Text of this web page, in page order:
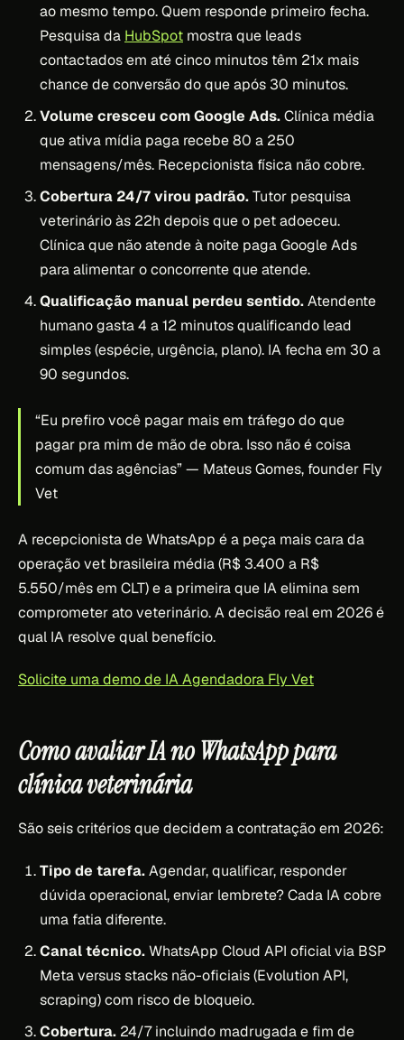
ao mesmo tempo. Quem responde primeiro fecha.
Pesquisa da HubSpot mostra que leads
contactados em até cinco minutos têm 21x mais
chance de conversão do que após 30 minutos.
Volume cresceu com Google Ads.Clínica média
que ativa mídia paga recebe 80 a 250
mensagens/mês. Recepcionista física não cobre.
Cobertura 24/7 virou padrão.Tutor pesquisa
veterinário às 22h depois que o pet adoeceu.
Clínica que não atende à noite paga Google Ads
para alimentar o concorrente que atende.
Qualificação manual perdeu sentido.Atendente
humano gasta 4 a 12 minutos qualificando lead
simples (espécie, urgência, plano). IA fecha em 30 a
90 segundos.
“Eu prefiro você pagar mais em tráfego do que
pagar pra mim de mão de obra. Isso não é coisa
comum das agências”— Mateus Gomes, founder Fly
Vet
A recepcionista de WhatsApp é a peça mais cara da
operação vet brasileira média (R$ 3.400 a R$
5.550/mês em CLT) e a primeira que IA elimina sem
comprometer ato veterinário. A decisão real em 2026 é
qual IA resolve qual benefício.
Solicite uma demo de IA Agendadora Fly Vet
Como avaliar IA no WhatsApp para
clínica veterinária
São seis critérios que decidem a contratação em 2026:
Tipo de tarefa.Agendar, qualificar, responder
dúvida operacional, enviar lembrete? Cada IA cobre
uma fatia diferente.
Canal técnico.WhatsApp Cloud API oficial via BSP
Meta versus stacks não-oficiais (Evolution API,
scraping) com risco de bloqueio.
Cobertura. 24/7 incluindo madrugada e fim de